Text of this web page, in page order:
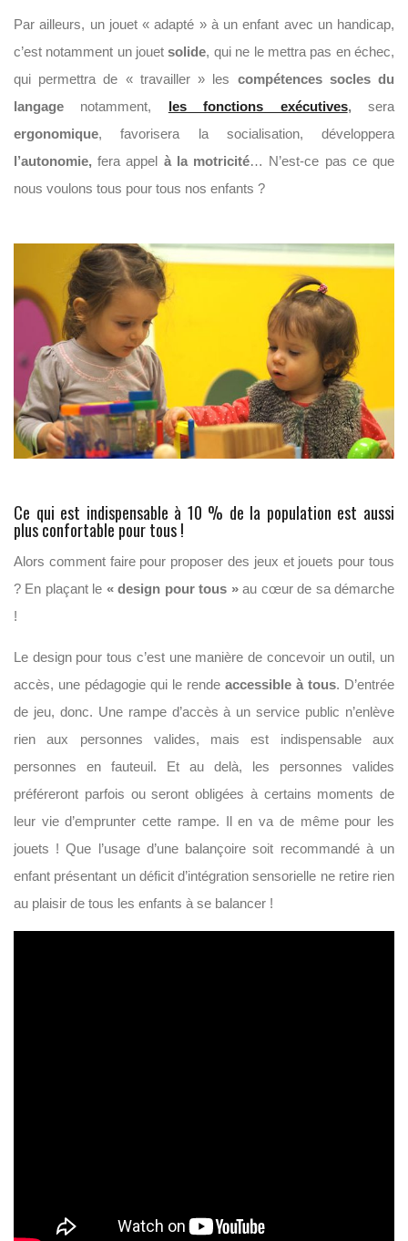
Par ailleurs, un jouet « adapté » à un enfant avec un handicap,
c’est notamment un jouetsolide, qui ne le mettra pas en échec,
qui permettra de « travailler » les compétences socles du
langage notamment, les fonctions exécutives,sera
ergonomique, favorisera la socialisation, développera
l’autonomie,fera appel à la motricité… N’est-ce pas ce que
nous voulons tous pour tous nos enfants ?
Ce qui est indispensable à 10 % de la population est aussi
plus confortable pour tous !
Alors comment faire pour proposer des jeux et jouets pour tous
? En plaçant le « design pour tous »au cœur de sa démarche
!
Le design pour tous c’est une manière de concevoir un outil, un
accès, une pédagogie qui le rende accessible à tous. D’entrée
de jeu, donc. Une rampe d’accès à un service public n’enlève
rien aux personnes valides, mais est indispensable aux
personnes en fauteuil. Et au delà, les personnes valides
préféreront parfois ou seront obligées à certains moments de
leur vie d’emprunter cette rampe. Il en va de même pour les
jouets ! Que l’usage d’une balançoire soit recommandé à un
enfant présentant un déficit d’intégration sensorielle ne retire rien
au plaisir de tous les enfants à se balancer !